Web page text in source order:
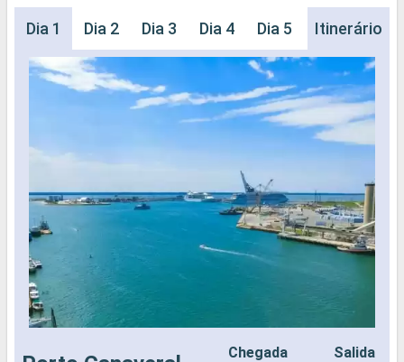
Dia 1 Dia 2 Dia 3 Dia 4 Dia 5 Dia 6
Itinerário
Chegada
Salida